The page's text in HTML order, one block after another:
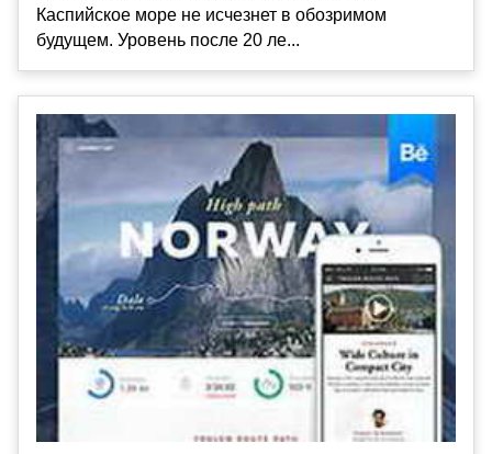
Каспийское море не исчезнет в обозримом
будущем. Уровень после 20 ле...